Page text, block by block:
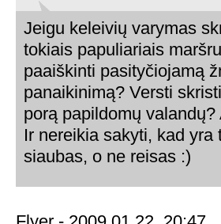
Jeigu keleivių varymas
tokiais papuliariais
paaiškinti pasityčiojamą
panaikinimą? Versti
porą papildomų
Ir nereikia sakyti, kad
siaubas, o ne reisas :)